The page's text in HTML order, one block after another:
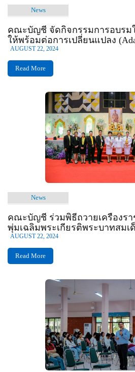
News
คณะบัญชี จัดกิจกรรมการอบรม
ให้พร้อมต่อการเปลี่ยนแปลง
for Chang)
AUGUST 22, 2024
Read More
News
คณะบัญชี ร่วมพิธีถวายเครื่องร
พุ่มเฉลิมพระเกียรติพระบาทสมเ
หัว
AUGUST 22, 2024
Read More